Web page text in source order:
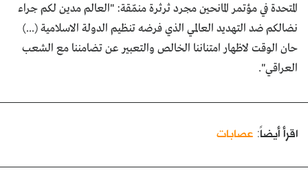
المتحدة في مؤتمر المانحين مجرد ثرثرة منمّقة: "العالم مدين لكم جراء
نضالكم ضد التهديد العالمي الذي فرضه تنظيم الدولة الاسلامية (...)
حان الوقت لاظهار امتناننا الخالص والتعبير عن تضامننا مع الشعب
العراقي".
اقرأ أيضاً: عصابات